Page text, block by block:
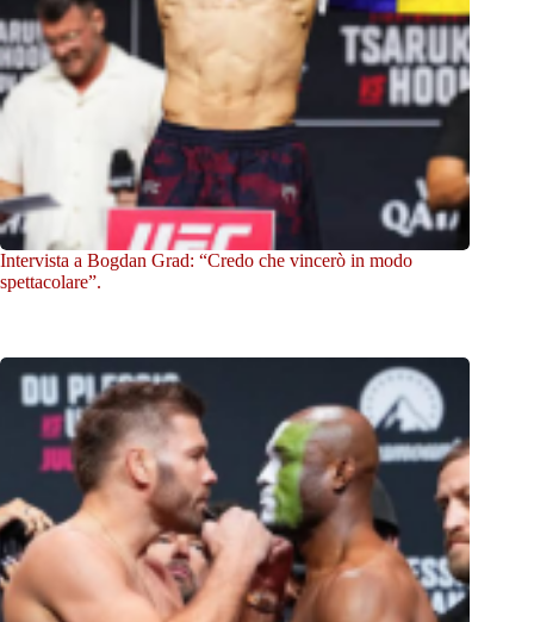
Intervista a Bogdan Grad: “Credo che vincerò in modo
spettacolare”.